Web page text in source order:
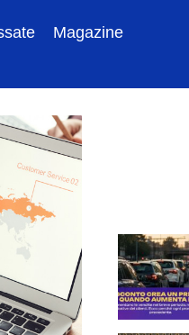
Magazine